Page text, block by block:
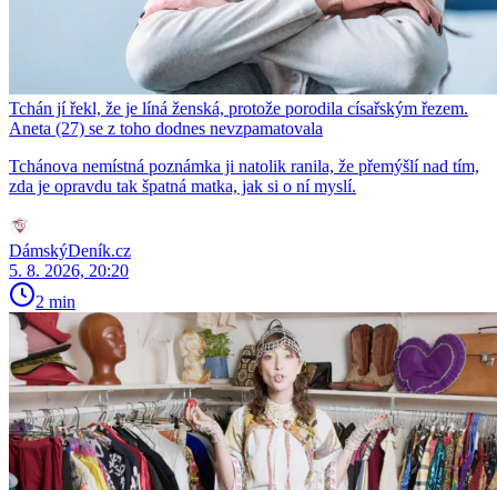
Tchán jí řekl, že je líná ženská, protože porodila císařským řezem.
Aneta (27) se z toho dodnes nevzpamatovala
Tchánova nemístná poznámka ji natolik ranila, že přemýšlí nad tím,
zda je opravdu tak špatná matka, jak si o ní myslí.
DámskýDeník.cz
5. 8. 2026, 20:20
2 min